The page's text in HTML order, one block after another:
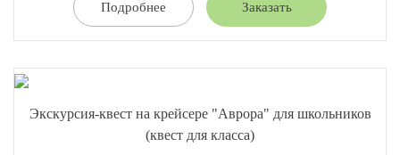
Подробнее Заказать
Экскурсия-квест на крейсере "Аврора" для школьников
(квест для класса)